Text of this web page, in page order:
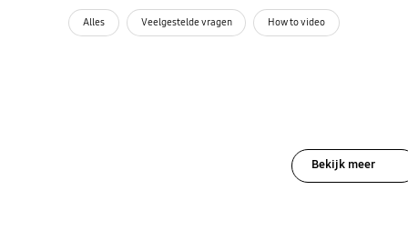
Alles Veelgestelde vragen How to video
Bekijk meer